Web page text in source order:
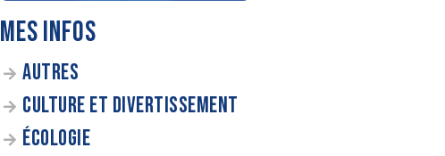
MES INFOS
AUTRES
CULTURE ET DIVERTISSEMENT
ÉCOLOGIE